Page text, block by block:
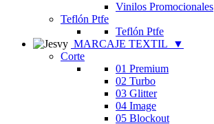
Vinilos Promocionales
Teflón Ptfe
Teflón Ptfe
MARCAJE TEXTIL
▼
Corte
01 Premium
02 Turbo
03 Glitter
04 Image
05 Blockout